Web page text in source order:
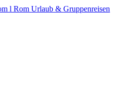
l Rom Urlaub & Gruppenreisen